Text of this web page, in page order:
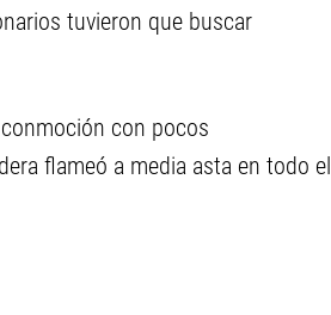
tuvieron que buscar
con pocos
flameó a media asta en todo el